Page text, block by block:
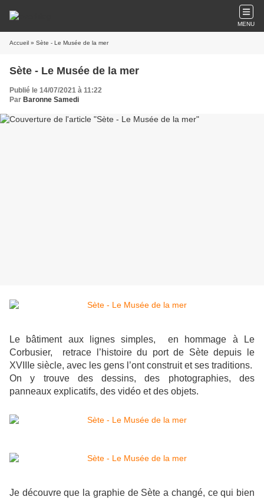
MENU
Accueil » Sète - Le Musée de la mer
Sète - Le Musée de la mer
Publié le 14/07/2021 à 11:22
Par Baronne Samedi
Le bâtiment aux lignes simples, en hommage à Le
Corbusier, retrace l’histoire du port de Sète depuis le
XVIIIe siècle, avec les gens l’ont construit et ses traditions.
On y trouve des dessins, des photographies, des
panneaux explicatifs, des vidéo et des objets.
Je découvre que la graphie de Sète a changé, ce qui bien